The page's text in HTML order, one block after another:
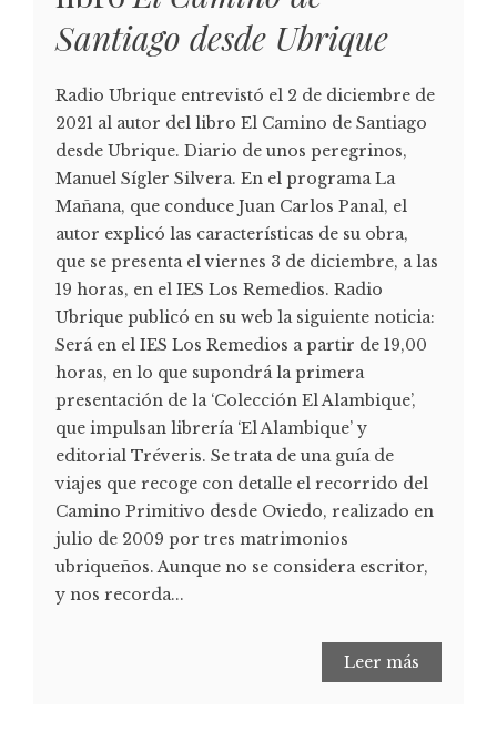
Santiago desde Ubrique
Radio Ubrique entrevistó el 2 de diciembre de
2021 al autor del libro El Camino de Santiago
desde Ubrique. Diario de unos peregrinos,
Manuel Sígler Silvera. En el programa La
Mañana, que conduce Juan Carlos Panal, el
autor explicó las características de su obra,
que se presenta el viernes 3 de diciembre, a las
19 horas, en el IES Los Remedios. Radio
Ubrique publicó en su web la siguiente noticia:
Será en el IES Los Remedios a partir de 19,00
horas, en lo que supondrá la primera
presentación de la ‘Colección El Alambique’,
que impulsan librería ‘El Alambique’ y
editorial Tréveris. Se trata de una guía de
viajes que recoge con detalle el recorrido del
Camino Primitivo desde Oviedo, realizado en
julio de 2009 por tres matrimonios
ubriqueños. Aunque no se considera escritor,
y nos recorda...
Leer más